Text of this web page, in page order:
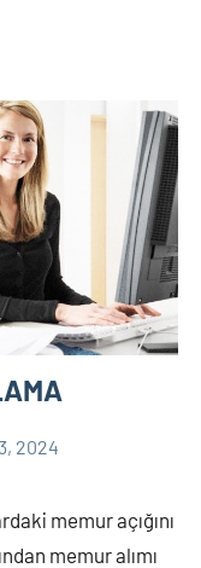
2024
memur açığını
memur alımı